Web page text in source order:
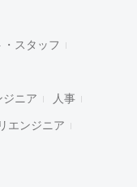
スタッフ
ジニア 人事
エンジニア